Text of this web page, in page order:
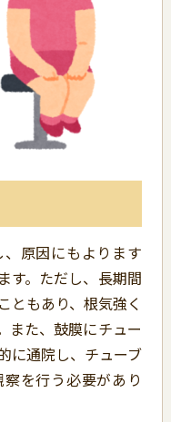
原因にもよります
す。ただし、長期間
ともあり、根気強く
また、鼓膜にチュー
に通院し、チューブ
を行う必要があり